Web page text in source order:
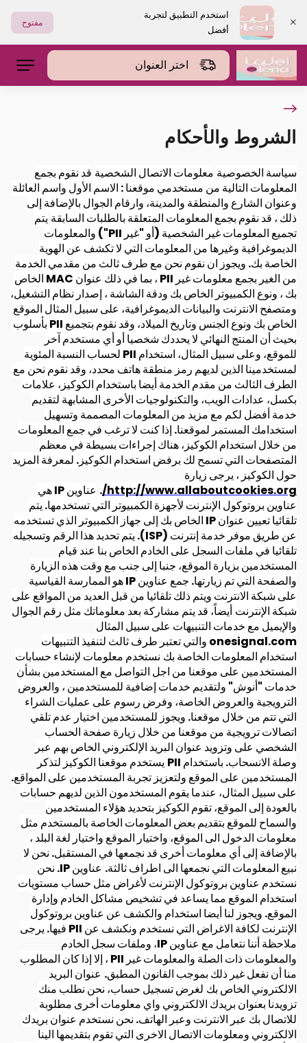
استخدم التطبيق لتجربة
أفضل
مفتوح
اختر العنوان
الشروط والأحكام
سياسة الخصوصية معلومات الاتصال الشخصية قد نقوم بجمع
المعلومات التالية من مستخدمي موقعنا : الاسم الأول واسم العائلة
وعنوان الشارع والمنطقة والمدينة، وارقام الجوال بالإضافة إلى
ذلك ، قد نقوم بجمع المعلومات المتعلقة بالطلبات السابقة يتم
تجميع المعلومات غير الشخصية (أو "غير PII") والمعلومات
الديموغرافية وغيرها من المعلومات التي لا تكشف عن الهوية
الخاصة بك. ويجوز ان نقوم نحن مع طرف ثالث من مقدمي الخدمة
من الغير بجمع معلومات غير PII ، بما في ذلك عنوان MAC الخاص
بك ، ونوع الكمبيوتر الخاص بك ودقة الشاشة ، إصدار نظام التشغيل،
ومتصفح الانترنت والبيانات الديموغرافية، على سبيل المثال الموقع
الخاص بك ونوع الجنس وتاريخ الميلاد، وقد نقوم بتجميع PII بأسلوب
بحيث أن المنتج النهائي لا يحددك شخصيا أو أي مستخدم آخر
للموقع، وعلى سبيل المثال، استخدام PII لحساب النسبة المئوية
لمستخدمينا الذين لديهم رمز منطقة هاتف محدد، وقد نقوم نحن مع
الطرف الثالث من مقدم الخدمة أيضا باستخدام الكوكيز، علامات
بكسل، عدادات الويب، والتكنولوجيات الأخرى المشابهة لتقديم
خدمة أفضل لكم مع مزيد من المعلومات المصممة وتسهيل
استخدامك المستمر لموقعنا. إذا كنت لا ترغب في جمع المعلومات
من خلال استخدام الكوكيز، هناك إجراءات بسيطة في معظم
المتصفحات التي تسمح لك برفض استخدام الكوكيز. لمعرفة المزيد
حول الكوكيز ، يرجى زيارة
http://www.allaboutcookies.org/
.
عناوين IP هي
عناوين بروتوكول الإنترنت لأجهزة الكمبيوتر التي تستخدمها. يتم
تلقائيا تعيين عنوان IP الخاص بك إلى جهاز الكمبيوتر الذي تستخدمه
عن طريق موفر خدمة إنترنت (ISP). يتم تحديد هذا الرقم وتسجيله
تلقائيا في ملفات السجل على الخادم الخاص بنا عند قيام
المستخدمين بزيارة الموقع، جنبا إلى جنب مع وقت هذه الزيارة
والصفحة التي تم زيارتها. جمع عناوين IP هو الممارسة القياسية
على شبكة الانترنت ويتم ذلك تلقائيا من قبل العديد من المواقع على
شبكة الإنترنت أيضاً، قد يتم مشاركة بعد معلوماتك مثل رقم الجوال
والإيميل مع خدمات التنبيهات على سبيل المثال
onesignal.com والتي تعتبر طرف ثالث لتنفيذ التنبيهات
استخدام المعلومات الخاصة بك نستخدم معلومات لإنشاء حسابات
المستخدمين على موقعنا من اجل التواصل مع المستخدمين بشأن
خدمات "أنوش" ولتقديم خدمات إضافية للمستخدمين ، والعروض
الترويجية والعروض الخاصة، وفرض رسوم على عمليات الشراء
التي تتم من خلال موقعنا. ويجوز للمستخدمين اختيار عدم تلقي
اتصالات ترويجية من موقعنا من خلال زيارة صفحة الحساب
الشخصي على وتزويد عنوان البريد الإلكتروني الخاص بهم عبر
وصلة الانسحاب. باستخدام PII
يستخدم موقعنا الكوكيز لتذكر
المستخدمين على الموقع ولتعزيز تجربة المستخدمين على المواقع.
على سبيل المثال، عندما يقوم المستخدمون الذين لديهم حسابات
بالعودة إلى الموقع، تقوم الكوكيز بتحديد هؤلاء المستخدمين
والسماح للموقع بتقديم بعض المعلومات الخاصة بالمستخدم مثل
معلومات الدخول الى الموقع، واختيار الموقع واختيار لغة البلد ،
بالإضافة إلى أي معلومات أخرى قد نجمعها في المستقبل. نحن لا
نبيع المعلومات التي نجمعها الى اطراف ثالثة.
عناوين IP. نحن
نستخدم عناوين بروتوكول الإنترنت لأغراض مثل حساب مستويات
استخدام الموقع مما يساعد في تشخيص مشاكل الخادم وإدارة
الموقع. ويجوز لنا أيضا استخدام والكشف عن عناوين بروتوكول
الإنترنت لكافة الاغراض التي نستخدم ونكشف عن PII فيها. يرجى
ملاحظة أننا نتعامل مع عناوين IP، وملفات سجل الخادم
والمعلومات ذات الصلة والمعلومات غير PII ، إلا إذا كان المطلوب
منا أن نفعل غير ذلك بموجب القانون المطبق. عنوان البريد
الالكتروني الخاص بك لغرض تسجيل حساب، نحن نطلب منك
تزويدنا بعنوان بريدك الالكتروني واي معلومات أخرى مطلوبة
للاتصال بك عبر الانترنت وعبر الهاتف. نحن نستخدم عنوان بريدك
الالكتروني ومعلومات الاتصال الاخرى التي تقوم بتقديمها الينا